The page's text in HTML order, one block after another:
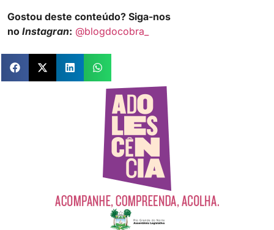
Gostou deste conteúdo? Siga-nos
no Instagran: @blogdocobra_